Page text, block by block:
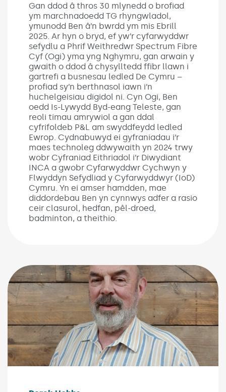
Gan ddod â thros 30 mlynedd o brofiad
ym marchnadoedd TG rhyngwladol,
ymunodd Ben â’n bwrdd ym mis Ebrill
2025. Ar hyn o bryd, ef yw’r cyfarwyddwr
sefydlu a Phrif Weithredwr Spectrum Fibre
Cyf (Ogi) yma yng Nghymru, gan arwain y
gwaith o ddod â chysylltedd ffibr llawn i
gartrefi a busnesau ledled De Cymru –
profiad sy’n berthnasol iawn i’n
huchelgeisiau digidol ni. Cyn Ogi, Ben
oedd Is-Lywydd Byd-eang Teleste, gan
reoli timau amrywiol a gan ddal
cyfrifoldeb P&L am swyddfeydd ledled
Ewrop. Cydnabuwyd ei gyfraniadau i’r
maes technoleg ddwywaith yn 2024 trwy
wobr Cyfraniad Eithriadol i’r Diwydiant
INCA a gwobr Cyfarwyddwr Cychwyn y
Flwyddyn Sefydliad y Cyfarwyddwyr (IoD)
Cymru. Yn ei amser hamdden, mae
diddordebau Ben yn cynnwys adfer a rasio
ceir clasurol, hedfan, pêl-droed,
badminton, a theithio.